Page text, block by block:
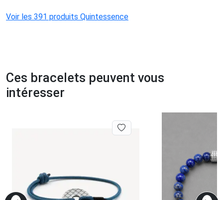
Voir les 391 produits Quintessence
Ces bracelets peuvent vous
intéresser